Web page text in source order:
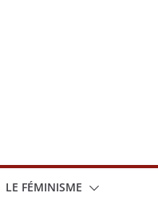
LE FÉMINISME